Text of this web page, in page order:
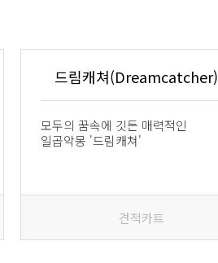
드림캐쳐(Dreamcatcher)
모두의 꿈속에 깃든 매력적인
일곱악몽 '드림캐쳐'
견적카트